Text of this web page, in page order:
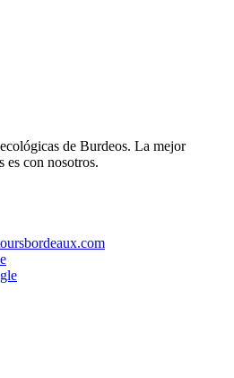
de Burdeos. La mejor
es con nosotros.